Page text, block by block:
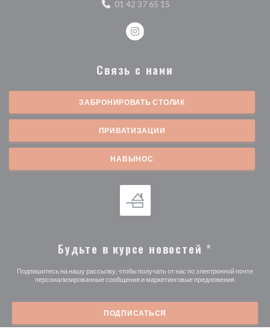
01 42 37 65 15
Instagram ((открывается в
Связь с нами
ЗАБРОНИРОВАТЬ СТОЛИК
ПРИВАТИЗАЦИИ
НАВЫНОС
Будьте в курсе новостей *
Подпишитесь на нашу рассылку, чтобы получать от нас по электронной почте
персонализированные сообщения и маркетинговые предложения.
ПОДПИСАТЬСЯ